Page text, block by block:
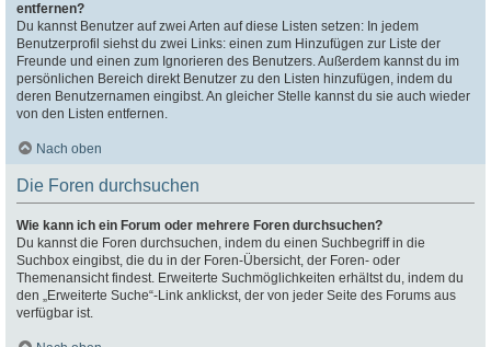
entfernen?
Du kannst Benutzer auf zwei Arten auf diese Listen setzen: In jedem
Benutzerprofil siehst du zwei Links: einen zum Hinzufügen zur Liste der
Freunde und einen zum Ignorieren des Benutzers. Außerdem kannst du im
persönlichen Bereich direkt Benutzer zu den Listen hinzufügen, indem du
deren Benutzernamen eingibst. An gleicher Stelle kannst du sie auch wieder
von den Listen entfernen.
Nach oben
Die Foren durchsuchen
Wie kann ich ein Forum oder mehrere Foren durchsuchen?
Du kannst die Foren durchsuchen, indem du einen Suchbegriff in die
Suchbox eingibst, die du in der Foren-Übersicht, der Foren- oder
Themenansicht findest. Erweiterte Suchmöglichkeiten erhältst du, indem du
den „Erweiterte Suche“-Link anklickst, der von jeder Seite des Forums aus
verfügbar ist.